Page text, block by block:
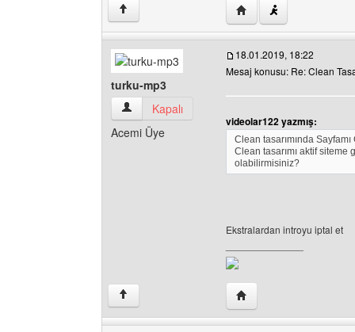
↑ Yazarın web sitesini
turku-mp3
turku-mp3 Kullanıcının profilini görüntüle
Kapalı
Acemi Üye
18.01.2019, 18:22
Mesaj konusu: Re: Clean
videolar122 yazmış:
Clean tasarımında
Clean tasarımı aktif siteme
olabilirmisiniz?
Ekstralardan introyu iptal et
↑ Yazarın web sitesini